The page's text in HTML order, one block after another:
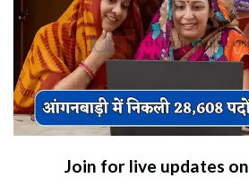
Join for live updates on